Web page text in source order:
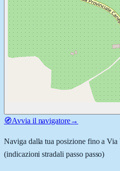
🧭Avvia il navigatore→
Naviga dalla tua posizione fino aVia
(indicazioni stradali passo passo)